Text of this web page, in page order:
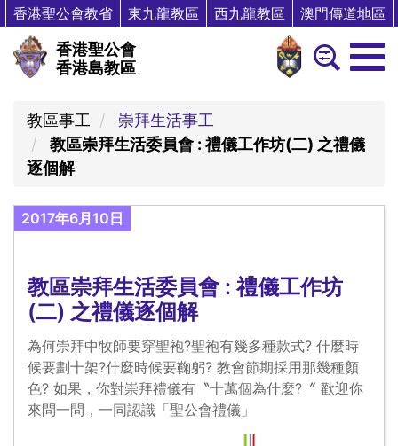
香港聖公會教省 東九龍教區 西九龍教區 澳門傳道地區
香港聖公會
香港島教區
教區事工
崇拜生活事工
教區崇拜生活委員會 : 禮儀工作坊(二) 之禮儀
逐個解
教區崇拜生活委員會 : 禮儀工作坊
(二) 之禮儀逐個解
為何崇拜中牧師要穿聖袍?聖袍有幾多種款式? 什麼時
候要劃十架?什麼時候要鞠躬? 教會節期採用那幾種顏
色? 如果，你對崇拜禮儀有〝十萬個為什麼?〞 歡迎你
來問一問，一同認識「聖公會禮儀」
2017年6月10日